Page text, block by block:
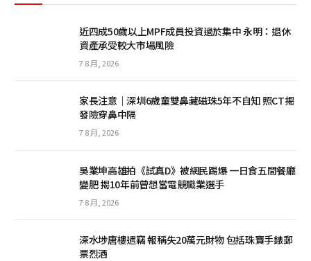
近四成50歲以上MPF成員投資過於集中 永明：退休
資產承受較大市場風險
7 8 月, 2026
家長注意｜深圳6歲童雙鼻藏磁珠5年不自知 照CT揭
發險穿鼻中隔
7 8 月, 2026
吳業坤高雄拍《試真D》被網民踢爆 一日食五間餐廳
變肥 揭10年前曾想當電競職業選手
7 8 月, 2026
深水埗唐樓遇竊 報稱失20萬元財物 包括珠寶手錶郵
票烈酒